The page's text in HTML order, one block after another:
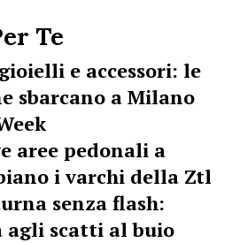
Te
e accessori: le
sbarcano a Milano
aree pedonali a
i varchi della Ztl
senza flash:
agli scatti al buio